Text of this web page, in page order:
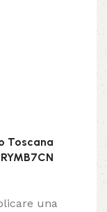
Toscana
una